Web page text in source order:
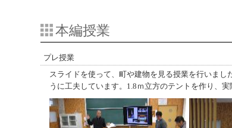
本編授業
プレ授業
スライドを使って、町や建物を見る授業を行いま
うに工夫しています。1.8ｍ立方のテントを作り、